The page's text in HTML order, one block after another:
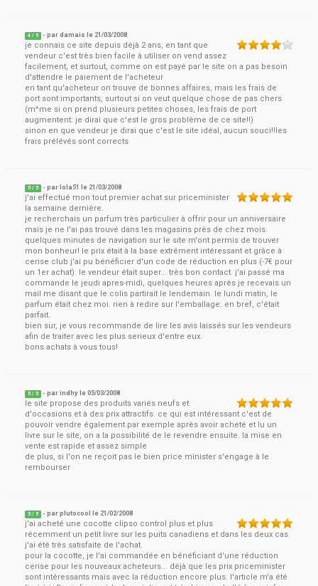
4 / 5 - pardamais le 21/03/2008
je connais ce site depuis déjà 2 ans, en tant que
vendeur c'est très bien facile à utiliser on vend assez
facilement, et surtout, comme on est payé par le site on a pas besoin
d'attendre le paiement de l'acheteur
en tant qu'acheteur on trouve de bonnes affaires, mais les frais de
port sont importants, surtout si on veut quelque chose de pas chers
(m^me si on prend plusieurs petites choses, les frais de port
augmentent: je dirai que c'est le gros problème de ce site!!)
sinon en que vendeur je dirai que c'est le site idéal, aucun souci!!les
frais prélévés sont corrects
5 / 5 - par lola51 le 21/03/2008
j'ai effectué mon tout premier achat sur priceminister
la semaine dernière.
je recherchais un parfum très particulier à offrir pour un anniversaire
mais je ne l'ai pas trouvé dans les magasins près de chez mois.
quelques minutes de navigation sur le site m'ont permis de trouver
mon bonheur! le prix était à la base extrêment intéressant et grâce à
cerise club j'ai pu bénéficier d'un code de réduction en plus (-7€ pour
un 1er achat). le vendeur était super... très bon contact. j'ai passé ma
commande le jeudi apres-midi, quelques heures après je recevais un
mail me disant que le colis partirait le lendemain. le lundi matin, le
parfum était chez moi. rien à redire sur l'emballage. en bref, c'était
parfait.
bien sur, je vous recommande de lire les avis laissés sur les vendeurs
afin de traiter avec les plus serieux d'entre eux.
bons achats à vous tous!
5 / 5 - parindhy le05/03/2008
le site propose des produits variés neufs et
d'occasions et à des prix attractifs. ce qui est intéressant c'est de
pouvoir vendre également.par exemple après avoir acheté et lu un
livre sur le site, on a la possibilité de le revendre ensuite. la mise en
vente est rapide et assez simple
de plus, si l'on ne reçoit pas le bien price minister s'engage à le
rembourser
5 / 5 - parplutocool le 21/02/2008
j'ai acheté une cocotte clipso control plus et plus
récemment un petit livre sur les puits canadiens et dans les deux cas
j'ai été très satisfaite de l'achat.
pour la cocotte, je l'ai commandée en bénéficiant d'une réduction
cerise pour les nouveaux acheteurs... déjà que les prix priceminister
sont intéressants mais avec la réduction encore plus. l'article m'a été